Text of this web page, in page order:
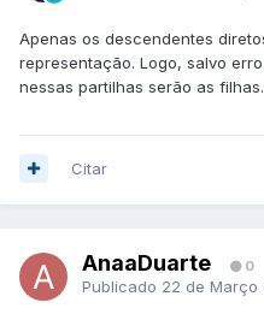
Apenas os descendentes
representação. Logo, salvo
nessas partilhas serão as filhas.
Citar
AnaaDuarte 0
Publicado 22 de Março